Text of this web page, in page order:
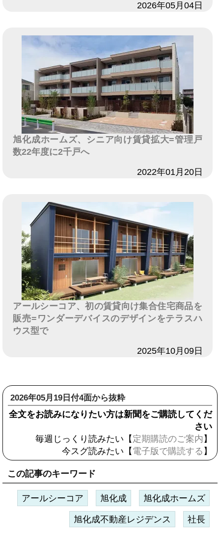
2026年05月04日
旭化成ホームズ、シニア向け賃貸拡大=管理戸
数22年度に2千戸へ
2022年01月20日
アールシーコア、初の賃貸向け集合住宅商品を
販売=ワンダーデバイスのデザインをテラスハ
ウス型で
2025年10月09日
2026年05月19日付4面から抜粋
全文をお読みになりたい方は新聞をご購読してくだ
さい
毎週じっくり読みたい【 定期購読のご案内 】
今スグ読みたい【 電子版で購読する 】
この記事のキーワード
アールシーコア 旭化成 旭化成ホームズ
旭化成不動産レジデンス 社長